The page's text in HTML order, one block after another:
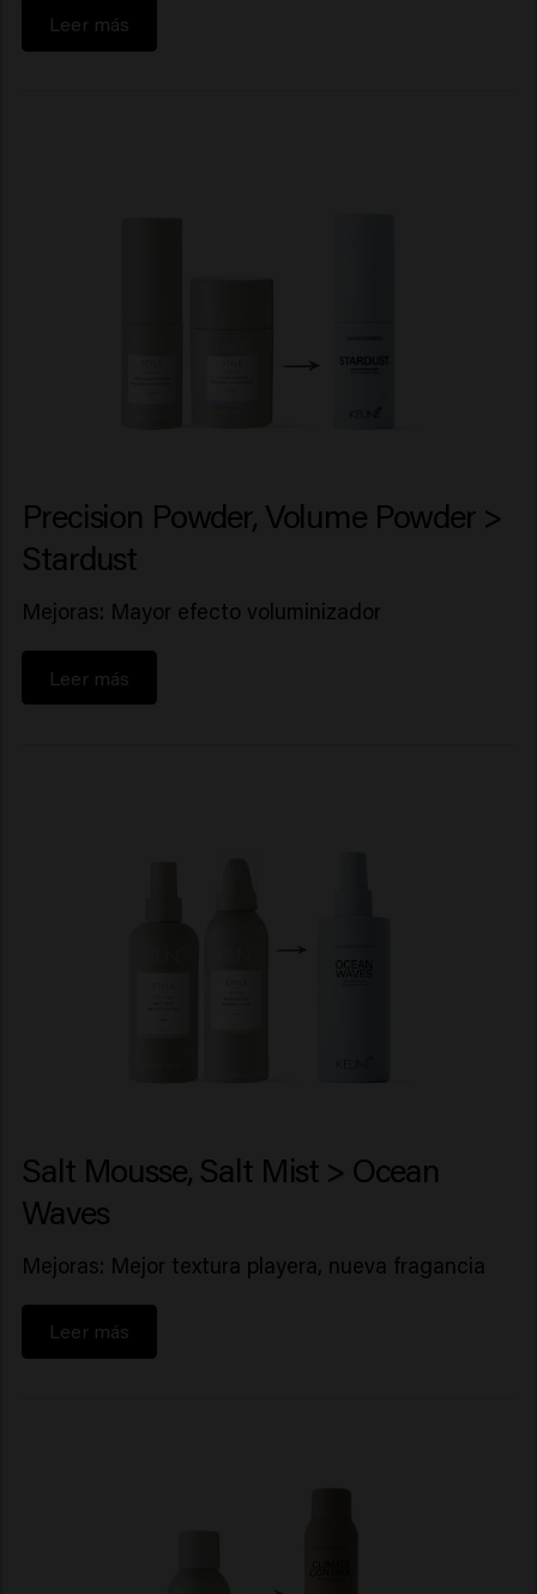
Leer más
Precision Powder, Volume Powder >
Stardust
Mejoras: Mayor efecto voluminizador
Leer más
Salt Mousse, Salt Mist > Ocean
Waves
Mejoras: Mejor textura playera, nueva fragancia
Leer más